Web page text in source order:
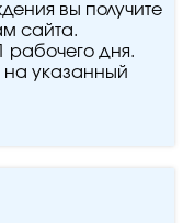
вы получите
сайта.
дня.
на указанный